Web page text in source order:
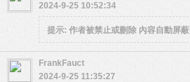
2024-9-25 10:52:34
提示: 作者被禁止或刪除 內容自動屏蔽
FrankFauct
2024-9-25 11:35:27